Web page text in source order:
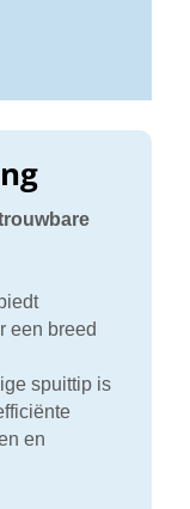
biedt
een breed
spuittip is
en